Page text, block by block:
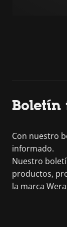
Boletín
Con nuestro
informado.
Nuestro
productos,
la marca